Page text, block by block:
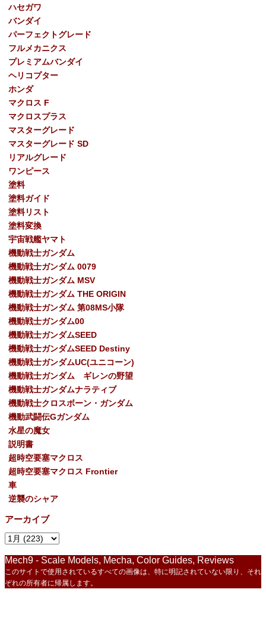
ハセガワ
バンダイ
パーフェクトグレード
フルメカニクス
プレミアムバンダイ
ヘリコプター
ホンダ
マクロス F
マクロスプラス
マスターグレード
マスターグレード SD
リアルグレード
ワンピース
塗料
塗料ガイド
塗料リスト
塗料変換
宇宙戦艦ヤマト
機動戦士ガンダム
機動戦士ガンダム 0079
機動戦士ガンダム MSV
機動戦士ガンダム THE ORIGIN
機動戦士ガンダム 第08MS小隊
機動戦士ガンダム00
機動戦士ガンダムSEED
機動戦士ガンダムSEED Destiny
機動戦士ガンダムUC(ユニコーン)
機動戦士ガンダム ギレンの野望
機動戦士ガンダムナラティブ
機動戦士クロスボーン・ガンダム
機動武闘伝Gガンダム
水星の魔女
説明書
超時空要塞マクロス
超時空要塞マクロス Frontier
車
逆襲のシャア
アーカイブ
Mech9 - Scale Models, Mecha, Color Guides, Reviews
このサイトで使用されているすべての画像は、特に明記されていない限り、それ
ぞれの所有者に帰属します。